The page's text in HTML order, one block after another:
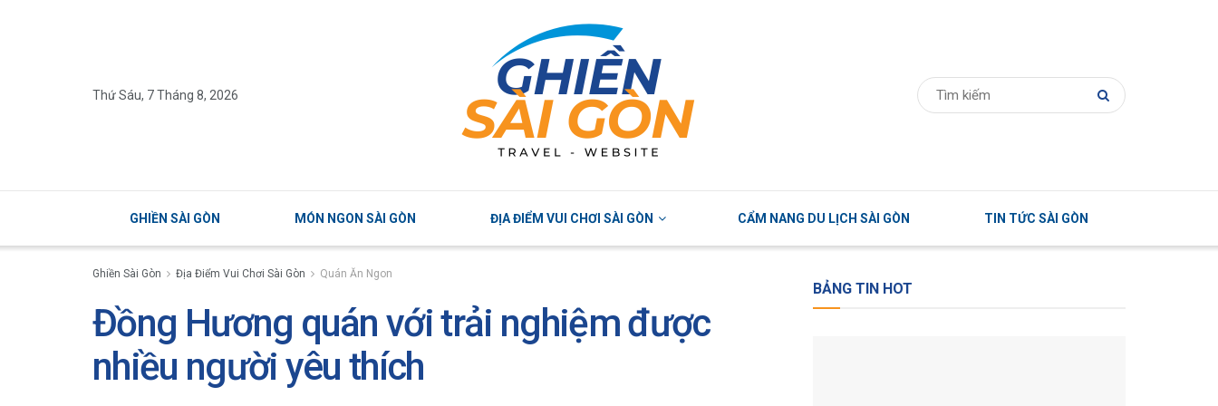
Thứ Sáu, 7 Tháng 8, 2026
GHIỀN SÀI GÒN MÓN NGON SÀI GÒN ĐỊA ĐIỂM VUI CHƠI SÀI GÒN CẨM NANG DU LỊCH SÀI GÒN TIN TỨC SÀI GÒN
Ghiền Sài Gòn Địa Điểm Vui Chơi Sài Gòn Quán Ăn Ngon
Đồng Hương quán với trải nghiệm được
nhiều người yêu thích
BẢNG TIN HOT